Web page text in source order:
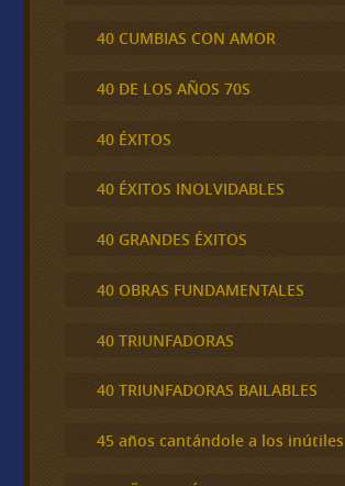
40 CUMBIAS CON AMOR
40 DE LOS AÑOS 70S
40 ÉXITOS
40 ÉXITOS INOLVIDABLES
40 GRANDES ÉXITOS
40 OBRAS FUNDAMENTALES
40 TRIUNFADORAS
40 TRIUNFADORAS BAILABLES
45 años cantándole a los inútiles